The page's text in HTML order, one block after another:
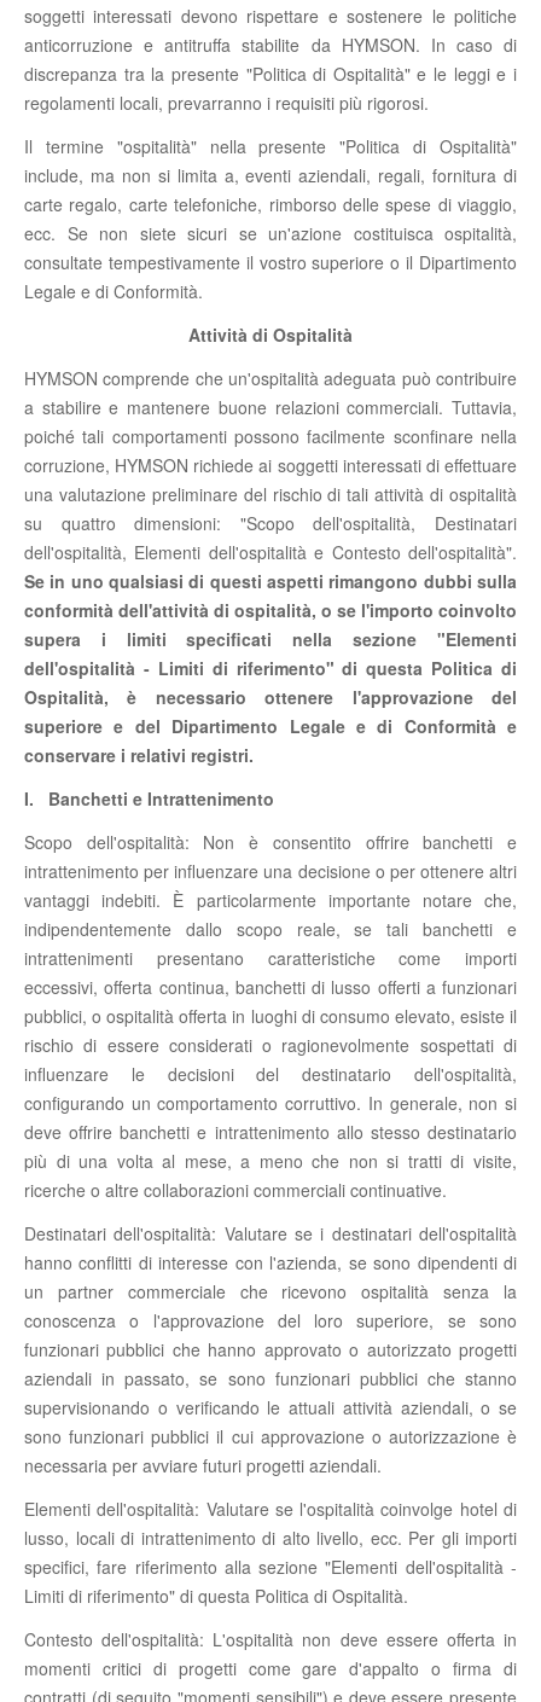
soggetti interessati devono rispettare e sostenere le politiche
anticorruzione e antitruffa stabilite da HYMSON. In caso di
discrepanza tra la presente "Politica di Ospitalità" e le leggi e i
regolamenti locali, prevarranno i requisiti più rigorosi.
Il termine "ospitalità" nella presente "Politica di Ospitalità"
include, ma non si limita a, eventi aziendali, regali, fornitura di
carte regalo, carte telefoniche, rimborso delle spese di viaggio,
ecc. Se non siete sicuri se un'azione costituisca ospitalità,
consultate tempestivamente il vostro superiore o il Dipartimento
Legale e di Conformità.
Attività di Ospitalità
HYMSON comprende che un'ospitalità adeguata può contribuire
a stabilire e mantenere buone relazioni commerciali. Tuttavia,
poiché tali comportamenti possono facilmente sconfinare nella
corruzione, HYMSON richiede ai soggetti interessati di effettuare
una valutazione preliminare del rischio di tali attività di ospitalità
su quattro dimensioni: "Scopo dell'ospitalità, Destinatari
dell'ospitalità, Elementi dell'ospitalità e Contesto dell'ospitalità".
Se in uno qualsiasi di questi aspetti rimangono dubbi sulla
conformità dell'attività di ospitalità, o se l'importo coinvolto
supera i limiti specificati nella sezione "Elementi
dell'ospitalità - Limiti di riferimento" di questa Politica di
Ospitalità, è necessario ottenere l'approvazione del
superiore e del Dipartimento Legale e di Conformità e
conservare i relativi registri.
I. Banchetti e Intrattenimento
Scopo dell'ospitalità: Non è consentito offrire banchetti e
intrattenimento per influenzare una decisione o per ottenere altri
vantaggi indebiti. È particolarmente importante notare che,
indipendentemente dallo scopo reale, se tali banchetti e
intrattenimenti presentano caratteristiche come importi
eccessivi, offerta continua, banchetti di lusso offerti a funzionari
pubblici, o ospitalità offerta in luoghi di consumo elevato, esiste il
rischio di essere considerati o ragionevolmente sospettati di
influenzare le decisioni del destinatario dell'ospitalità,
configurando un comportamento corruttivo. In generale, non si
deve offrire banchetti e intrattenimento allo stesso destinatario
più di una volta al mese, a meno che non si tratti di visite,
ricerche o altre collaborazioni commerciali continuative.
Destinatari dell'ospitalità: Valutare se i destinatari dell'ospitalità
hanno conflitti di interesse con l'azienda, se sono dipendenti di
un partner commerciale che ricevono ospitalità senza la
conoscenza o l'approvazione del loro superiore, se sono
funzionari pubblici che hanno approvato o autorizzato progetti
aziendali in passato, se sono funzionari pubblici che stanno
supervisionando o verificando le attuali attività aziendali, o se
sono funzionari pubblici il cui approvazione o autorizzazione è
necessaria per avviare futuri progetti aziendali.
Elementi dell'ospitalità: Valutare se l'ospitalità coinvolge hotel di
lusso, locali di intrattenimento di alto livello, ecc. Per gli importi
specifici, fare riferimento alla sezione "Elementi dell'ospitalità -
Limiti di riferimento" di questa Politica di Ospitalità.
Contesto dell'ospitalità: L'ospitalità non deve essere offerta in
momenti critici di progetti come gare d'appalto o firma di
contratti (di seguito "momenti sensibili") e deve essere presente